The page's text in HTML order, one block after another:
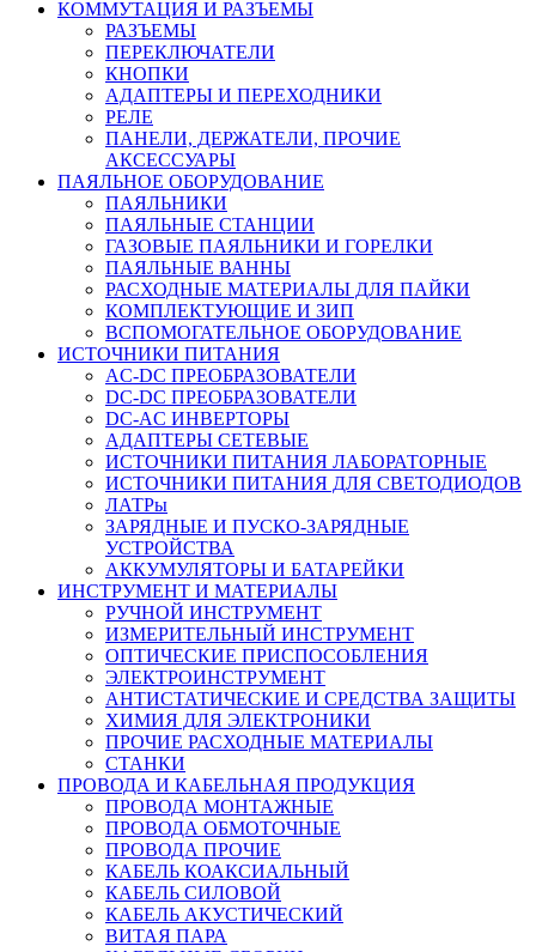
КОММУТАЦИЯ И РАЗЪЕМЫ
РАЗЪЕМЫ
ПЕРЕКЛЮЧАТЕЛИ
КНОПКИ
АДАПТЕРЫ И ПЕРЕХОДНИКИ
РЕЛЕ
ПАНЕЛИ, ДЕРЖАТЕЛИ, ПРОЧИЕ
АКСЕССУАРЫ
ПАЯЛЬНОЕ ОБОРУДОВАНИЕ
ПАЯЛЬНИКИ
ПАЯЛЬНЫЕ СТАНЦИИ
ГАЗОВЫЕ ПАЯЛЬНИКИ И ГОРЕЛКИ
ПАЯЛЬНЫЕ ВАННЫ
РАСХОДНЫЕ МАТЕРИАЛЫ ДЛЯ ПАЙКИ
КОМПЛЕКТУЮЩИЕ И ЗИП
ВСПОМОГАТЕЛЬНОЕ ОБОРУДОВАНИЕ
ИСТОЧНИКИ ПИТАНИЯ
AC-DC ПРЕОБРАЗОВАТЕЛИ
DC-DC ПРЕОБРАЗОВАТЕЛИ
DC-AC ИНВЕРТОРЫ
АДАПТЕРЫ СЕТЕВЫЕ
ИСТОЧНИКИ ПИТАНИЯ ЛАБОРАТОРНЫЕ
ИСТОЧНИКИ ПИТАНИЯ ДЛЯ СВЕТОДИОДОВ
ЛАТРы
ЗАРЯДНЫЕ И ПУСКО-ЗАРЯДНЫЕ
УСТРОЙСТВА
АККУМУЛЯТОРЫ И БАТАРЕЙКИ
ИНСТРУМЕНТ И МАТЕРИАЛЫ
РУЧНОЙ ИНСТРУМЕНТ
ИЗМЕРИТЕЛЬНЫЙ ИНСТРУМЕНТ
ОПТИЧЕСКИЕ ПРИСПОСОБЛЕНИЯ
ЭЛЕКТРОИНСТРУМЕНТ
АНТИСТАТИЧЕСКИЕ И СРЕДСТВА ЗАЩИТЫ
ХИМИЯ ДЛЯ ЭЛЕКТРОНИКИ
ПРОЧИЕ РАСХОДНЫЕ МАТЕРИАЛЫ
СТАНКИ
ПРОВОДА И КАБЕЛЬНАЯ ПРОДУКЦИЯ
ПРОВОДА МОНТАЖНЫЕ
ПРОВОДА ОБМОТОЧНЫЕ
ПРОВОДА ПРОЧИЕ
КАБЕЛЬ КОАКСИАЛЬНЫЙ
КАБЕЛЬ СИЛОВОЙ
КАБЕЛЬ АКУСТИЧЕСКИЙ
ВИТАЯ ПАРА